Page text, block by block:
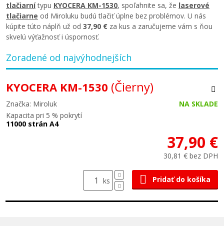
tlačiarnítypu KYOCERA KM-1530, spoľahnite sa, že laserové
tlačiarne od Miroluku budú tlačiť úplne bez problémov. U nás
kúpite túto náplň už od 37,90 € za kus a zaručujeme vám s ňou
skvelú výťažnosť i úspornosť.
Zoradené od najvýhodnejších
KYOCERA KM-1530 (Čierny)
Značka: Miroluk
NA SKLADE
Kapacita pri 5 % pokrytí
11000 strán A4
37,90 €
30,81 € bez DPH
ks Pridať do košíka